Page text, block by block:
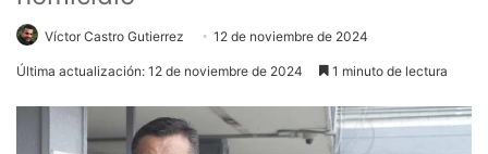
Víctor Castro Gutierrez 12 de noviembre de 2024
Última actualización: 12 de noviembre de 2024 1 minuto de lectura